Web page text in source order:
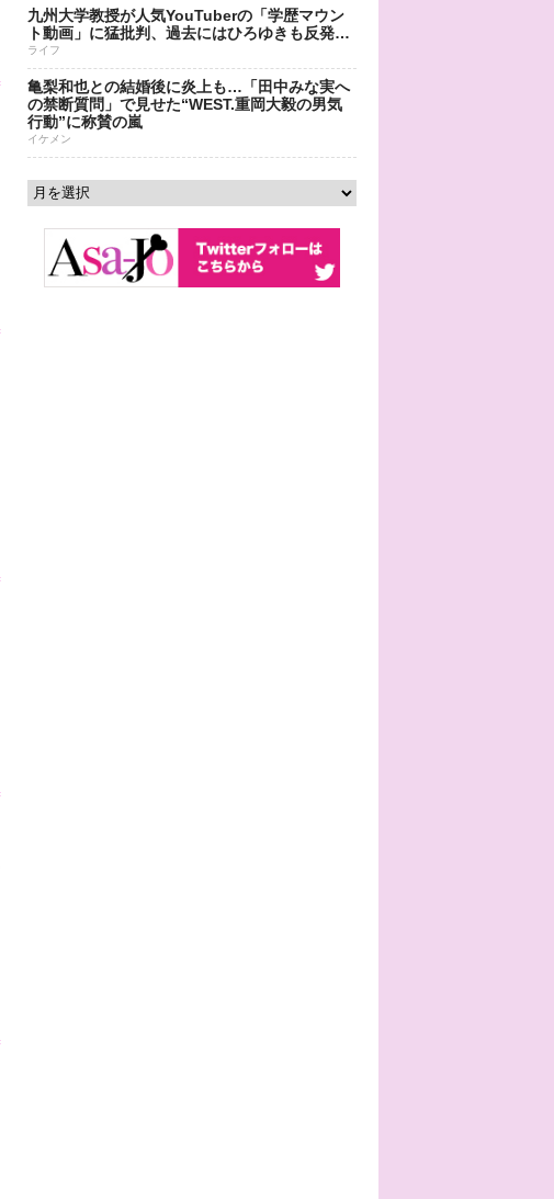
九州大学教授が人気YouTuberの「学歴マウン
ト動画」に猛批判、過去にはひろゆきも反発…
ライフ
亀梨和也との結婚後に炎上も…「田中みな実へ
の禁断質問」で見せた“WEST.重岡大毅の男気
行動”に称賛の嵐
イケメン